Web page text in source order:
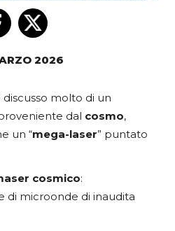
2026
molto di un
dal cosmo,
un “mega-laser” puntato
cosmico:
di microonde di inaudita